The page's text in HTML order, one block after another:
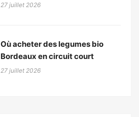
27 juillet 2026
Où acheter des legumes bio
Bordeaux en circuit court
27 juillet 2026